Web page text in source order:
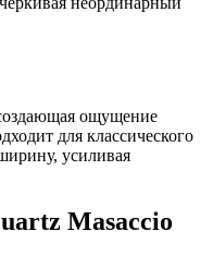
ощущение
для классического
усиливая
Masaccio